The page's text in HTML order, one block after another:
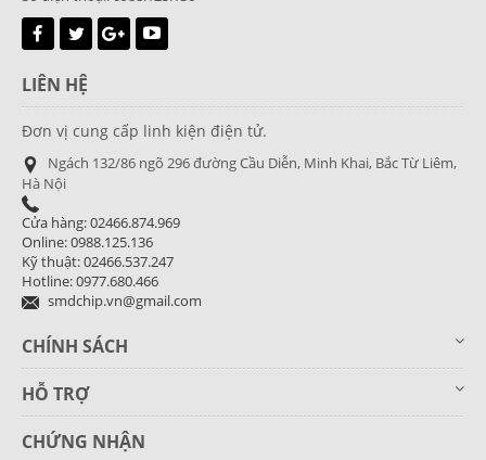
LIÊN HỆ
Đơn vị cung cấp linh kiện điện tử.
Ngách 132/86 ngõ 296 đường Cầu Diễn, Minh Khai, Bắc Từ Liêm,
Hà Nội
Cửa hàng: 02466.874.969
Online: 0988.125.136
Kỹ thuật: 02466.537.247
Hotline: 0977.680.466
smdchip.vn@gmail.com
CHÍNH SÁCH
HỖ TRỢ
CHỨNG NHẬN